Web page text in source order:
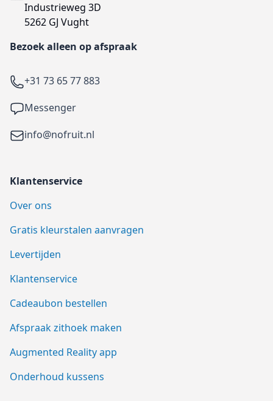
Industrieweg 3D
5262 GJ Vught
Bezoek alleen op afspraak
Telefoon
+31 73 65 77 883
Facebook
Messenger
Emailinfo@nofruit.nl
Klantenservice
Over ons
Gratis kleurstalen aanvragen
Levertijden
Klantenservice
Cadeaubon bestellen
Afspraak zithoek maken
Augmented Reality app
Onderhoud kussens